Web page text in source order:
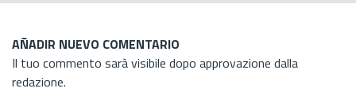
AÑADIR NUEVO COMENTARIO
Il tuo commento sarà visibile dopo approvazione dalla
redazione.